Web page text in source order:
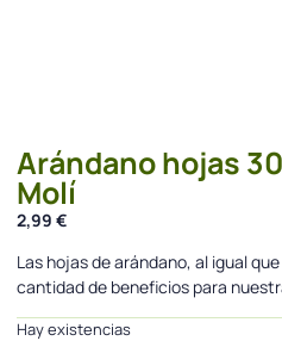
Arándano hojas
Molí
2,99 €
Las hojas de arándano, al igual
cantidad de beneficios para
Hay existencias